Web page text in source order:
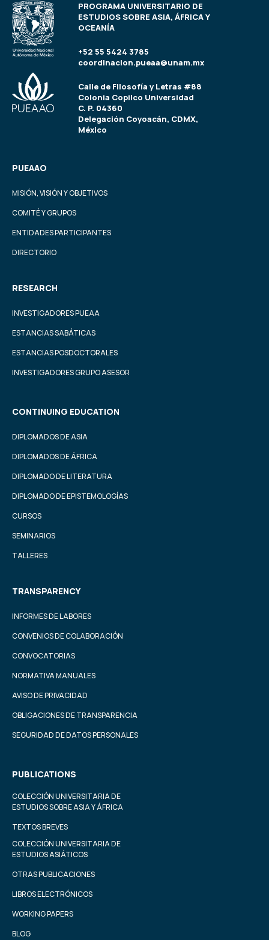
PROGRAMA UNIVERSITARIO DE
ESTUDIOS SOBRE ASIA, ÁFRICA Y
OCEANÍA
+52 55 5424 3785
coordinacion.pueaa@unam.mx
Calle de Filosofía y Letras #88
Colonia Copilco Universidad
C. P. 04360
Delegación Coyoacán, CDMX,
México
PUEAAO
MISIÓN, VISIÓN Y OBJETIVOS
COMITÉ Y GRUPOS
ENTIDADES PARTICIPANTES
DIRECTORIO
RESEARCH
INVESTIGADORES PUEAA
ESTANCIAS SABÁTICAS
ESTANCIAS POSDOCTORALES
INVESTIGADORES GRUPO ASESOR
CONTINUING EDUCATION
DIPLOMADOS DE ASIA
DIPLOMADOS DE ÁFRICA
DIPLOMADO DE LITERATURA
DIPLOMADO DE EPISTEMOLOGÍAS
CURSOS
SEMINARIOS
TALLERES
TRANSPARENCY
INFORMES DE LABORES
CONVENIOS DE COLABORACIÓN
CONVOCATORIAS
NORMATIVA MANUALES
AVISO DE PRIVACIDAD
OBLIGACIONES DE TRANSPARENCIA
SEGURIDAD DE DATOS PERSONALES
PUBLICATIONS
COLECCIÓN UNIVERSITARIA DE
ESTUDIOS SOBRE ASIA Y ÁFRICA
TEXTOS BREVES
COLECCIÓN UNIVERSITARIA DE
ESTUDIOS ASIÁTICOS
OTRAS PUBLICACIONES
LIBROS ELECTRÓNICOS
WORKING PAPERS
BLOG